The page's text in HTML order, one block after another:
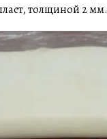
толщиной 2 мм.